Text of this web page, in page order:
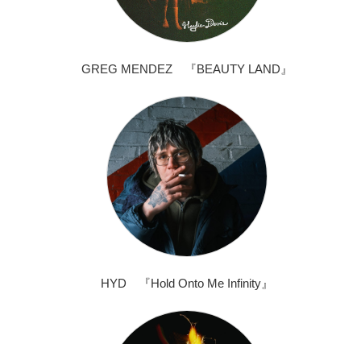
GREG MENDEZ 『BEAUTY LAND』
HYD 『Hold Onto Me Infinity』